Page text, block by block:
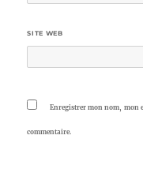
SITE WEB
Enregistrer mon nom, mon
commentaire.